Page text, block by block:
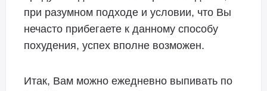
при разумном подходе и условии, что Вы
нечасто прибегаете к данному способу
похудения, успех вполне возможен.
Итак, Вам можно ежедневно выпивать по